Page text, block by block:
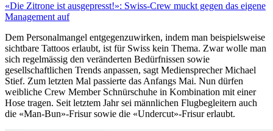
«Die Zitrone ist ausgepresst!»: Swiss-Crew muckt gegen das eigene
Management auf
Dem Personalmangel entgegenzuwirken, indem man beispielsweise
sichtbare Tattoos erlaubt, ist für Swiss kein Thema. Zwar wolle man
sich regelmässig den veränderten Bedürfnissen sowie
gesellschaftlichen Trends anpassen, sagt Mediensprecher Michael
Stief. Zum letzten Mal passierte das Anfangs Mai. Nun dürfen
weibliche Crew Member Schnürschuhe in Kombination mit einer
Hose tragen. Seit letztem Jahr sei männlichen Flugbegleitern auch
die «Man-Bun»-Frisur sowie die «Undercut»-Frisur erlaubt.